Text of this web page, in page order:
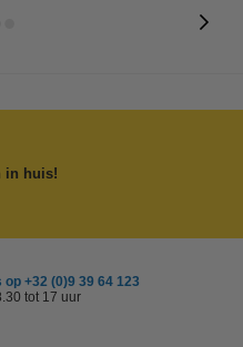
in huis!
+32 (0)9 39 64 123
tot 17 uur